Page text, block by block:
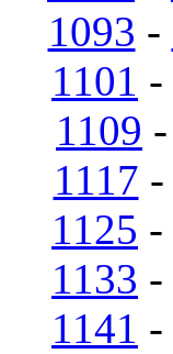
1093 -
1101 -
1109 -
1117 -
1125 -
1133 -
1141 -